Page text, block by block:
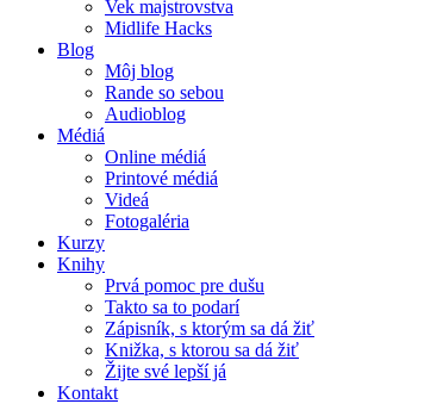
Vek majstrovstva
Midlife Hacks
Blog
Môj blog
Rande so sebou
Audioblog
Médiá
Online médiá
Printové médiá
Videá
Fotogaléria
Kurzy
Knihy
Prvá pomoc pre dušu
Takto sa to podarí
Zápisník, s ktorým sa dá žiť
Knižka, s ktorou sa dá žiť
Žijte své lepší já
Kontakt